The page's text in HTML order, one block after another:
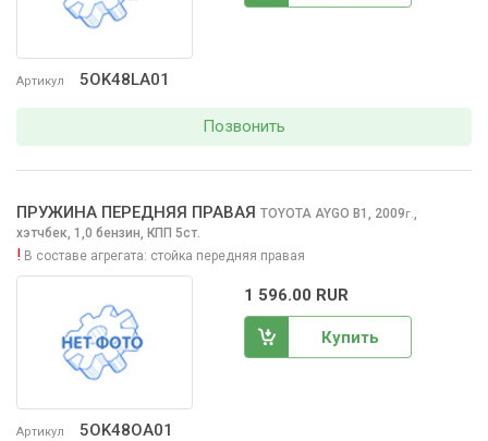
Артикул 5OK48LA01
Позвонить
Артикул 5OK48OA01
ПРУЖИНА ПЕРЕДНЯЯ ПРАВАЯ TOYOTA AYGO B1, 2009г.,
хэтчбек, 1,0 бензин, КПП 5ст.
! В составе агрегата: стойка передняя правая
1 596.00 RUR
Купить